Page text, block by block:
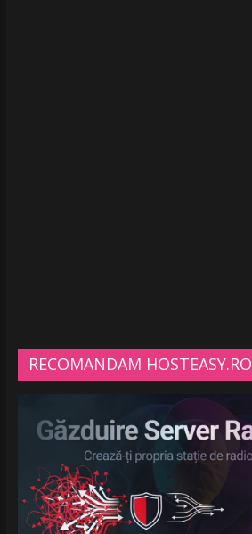
RECOMANDAM HOSTEASY.RO